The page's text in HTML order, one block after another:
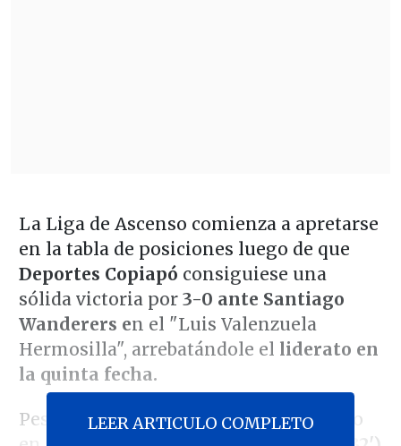
La Liga de Ascenso comienza a apretarse
en la tabla de posiciones luego de que
Deportes Copiapó consiguiese una
sólida victoria por 3-0 ante Santiago
Wanderers en el "Luis Valenzuela
Hermosilla", arrebatándole el liderato en
la quinta fecha.
Pese a que el encuentro fue friccionado
LEER ARTICULO COMPLETO